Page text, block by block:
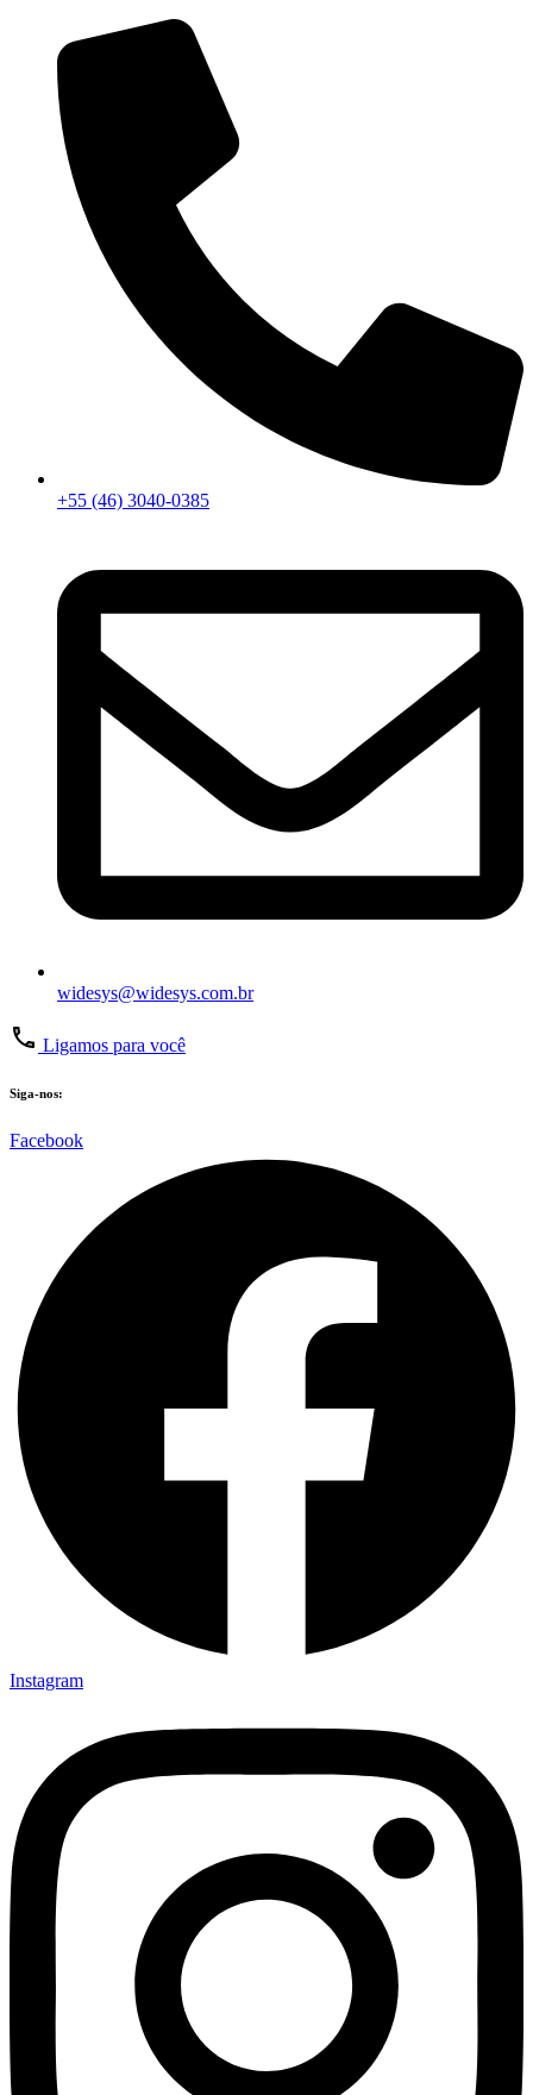
+55 (46) 3040-0385
widesys@widesys.com.br
Ligamos para você
Siga-nos:
Facebook
Instagram